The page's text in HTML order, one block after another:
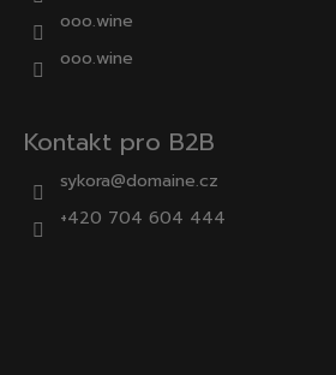
ooo.wine
ooo.wine
Kontakt pro B2B
sykora@domaine.cz
+420 704 604 444